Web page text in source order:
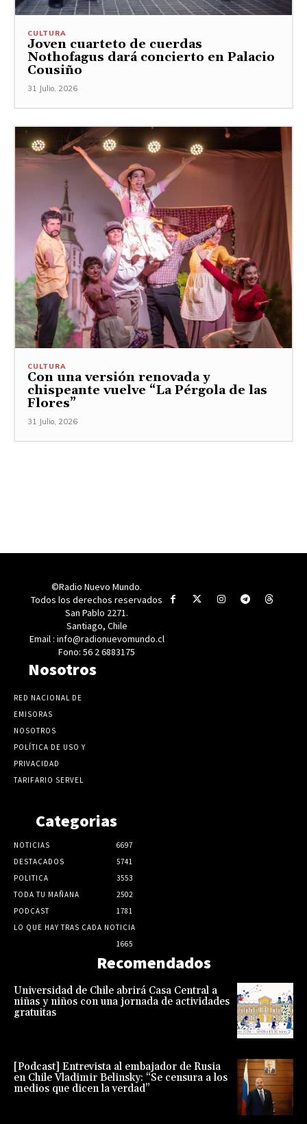
CULTURA
Joven cuarteto de cuerdas
Nothofagus dará concierto en Palacio
Cousiño
31 Julio, 2026
CULTURA
Con una versión renovada y
chispeante vuelve “La Pérgola de las
Flores”
31 Julio, 2026
©Radio Nuevo Mundo.
Todos los derechos reservados
San Pablo 2271.
Santiago, Chile
Email : info@radionuevomundo.cl
Fono: 56 2 6883175
Nosotros
RED NACIONAL DE
EMISORAS
NOSOTROS
POLÍTICA DE USO Y
PRIVACIDAD
TARIFARIO SERVEL
Categorias
NOTICIAS
6697
DESTACADOS
5741
POLITICA
3553
TODA TU MAÑANA
2502
PODCAST
1781
LO QUE HAY TRAS CADA NOTICIA
1665
Recomendados
Universidad de Chile abrirá Casa Central a
niñas y niños con una jornada de actividades
gratuitas
[Podcast] Entrevista al embajador de Rusia
en Chile Vladimir Belinsky: “Se censura a los
medios que dicen la verdad”